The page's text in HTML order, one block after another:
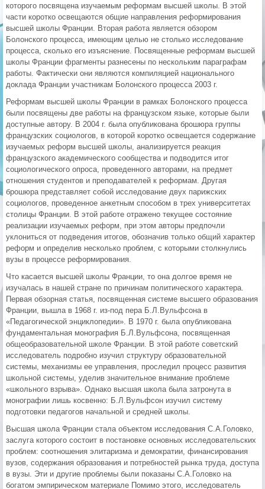
которого посвящена изучаемым реформам высшей школы. В этой
части коротко освещаются общие направления реформирования
высшей школы Франции. Вторая работа является обзором
Болонского процесса, имеющим целью не столько исследование
процесса, сколько его изъяснение. Посвященные реформам высшей
школы Франции фрагменты разнесены по нескольким параграфам
работы. Фактически они являются компиляцией национального
доклада Франции участникам Болонского процесса 2003 г.
Реформам высшей школы Франции в рамках Болонского процесса
были посвящены две работы на французском языке, которые были
доступные автору. В 2004 г. была опубликована брошюра группы
французских социологов, в которой коротко освещается содержание
изучаемых реформ высшей школы, анализируется реакция
французского академического сообщества и подводится итог
социологического опроса, проведенного авторами, на предмет
отношения студентов и преподавателей к реформам. Другая
брошюра представляет собой исследование двух парижских
социологов, проведенное анкетным способом в трех университетах
столицы Франции. В этой работе отражено текущее состояние
реализации изучаемых реформ, при этом авторы предпочли
уклониться от подведения итогов, обозначив только общий характер
реформ и определив несколько проблем, с которыми столкнулись
вузы в процессе реформирования.
Что касается высшей школы Франции, то она долгое время не
изучалась в нашей стране по причинам политического характера.
Первая обзорная статья, посвященная системе высшего образования
Франции, вышла в 1968 г. из-под пера Б.Л.Вульфсона в
«Педагогической энциклопедии». В 1970 г. была опубликована
фундаментальная монография Б.Л.Вульфсона, посвященная
общеобразовательной школе Франции. В этой работе советский
исследователь подробно изучил структуру образовательной
системы, механизмы ее управления, проследил процесс развития
школьной системы, уделив значительное внимание проблеме
«школьного взрыва». Однако высшая школа была затронута в
монографии лишь косвенно: Б.Л.Вульфсон изучил систему
подготовки педагогов начальной и средней школы.
Высшая школа Франции стала объектом исследования С.А.Головко,
заслуга которого состоит в постановке основных исследовательских
проблем: соотношения элитаризма и демократии, финансирования
вузов, содержания образования и потребностей рынка труда, доступа
в вузы. Эти и другие проблемы были показаны С.А.Головко на
богатом эмпирическом материале Помимо этого, исследователь